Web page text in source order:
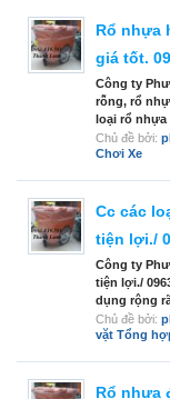
Rổ nhựa
giá tốt.
Công ty
rỗng, rổ
loại rổ
Chủ đề bởi:
Chơi Xe
Cc các
tiện lợi./
Công ty
tiện lợi./
dụng rộng
Chủ đề bởi:
vặt Tổng
Rổ nhựa